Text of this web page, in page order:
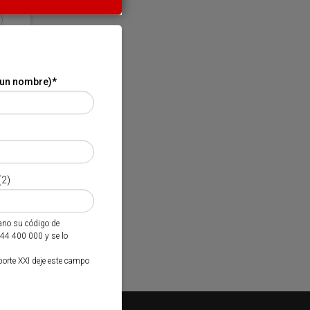
nombre)*
su código de
400 000 y se lo
XXI deje este campo